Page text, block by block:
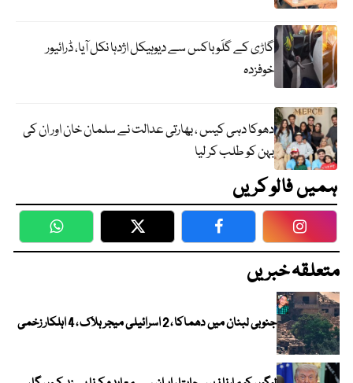
گاڑی کے گلَو باکس سے دیوہیکل اژدہا نکل آیا، ڈرائیور
خوفزدہ
دھوکا دہی کیس ، بھارتی عدالت نے سلمان خان اور ان کی
بہن کو طلب کر لیا
ہمیں فالو کریں
WhatsApp Twitter Facebook
متعلقہ خبریں
جنوبی لبنان میں دھماکا ، 2 اسرائیلی میجر ہلاک ، 4 اہلکار زخمی